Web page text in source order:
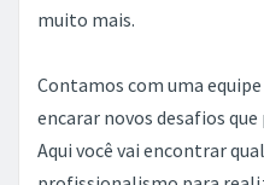
muito mais.
Contamos com uma
encarar novos desafios
Aqui você vai encontrar